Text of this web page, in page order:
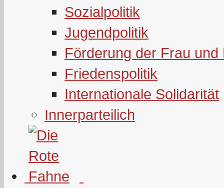
Sozialpolitik
Jugendpolitik
Förderung der Frau und
Friedenspolitik
Internationale Solidarität
Innerparteilich